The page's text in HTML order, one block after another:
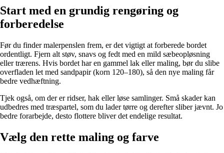
Start med en grundig rengøring og
forberedelse
Før du finder malerpenslen frem, er det vigtigt at forberede bordet
ordentligt. Fjern alt støv, snavs og fedt med en mild sæbeopløsning
eller trærens. Hvis bordet har en gammel lak eller maling, bør du slibe
overfladen let med sandpapir (korn 120–180), så den nye maling får
bedre vedhæftning.
Tjek også, om der er ridser, hak eller løse samlinger. Små skader kan
udbedres med træspartel, som du lader tørre og derefter sliber jævnt. Jo
bedre forarbejde, desto flottere bliver det endelige resultat.
Vælg den rette maling og farve